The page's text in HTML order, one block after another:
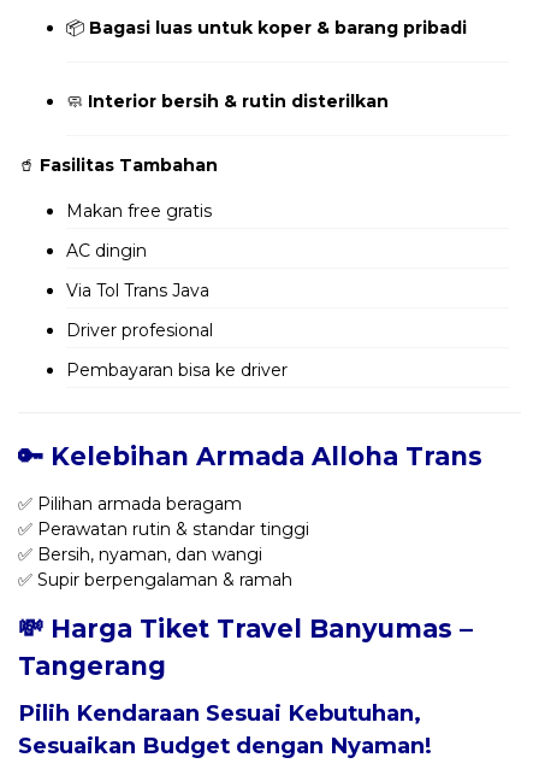
📦 Bagasi luas untuk koper & barang pribadi
🧼 Interior bersih & rutin disterilkan
🥤 Fasilitas Tambahan
Makan free gratis
AC dingin
Via Tol Trans Java
Driver profesional
Pembayaran bisa ke driver
🔑 Kelebihan Armada Alloha Trans
✅ Pilihan armada beragam
✅ Perawatan rutin & standar tinggi
✅ Bersih, nyaman, dan wangi
✅ Supir berpengalaman & ramah
💸 Harga Tiket Travel Banyumas –
Tangerang
Pilih Kendaraan Sesuai Kebutuhan,
Sesuaikan Budget dengan Nyaman!